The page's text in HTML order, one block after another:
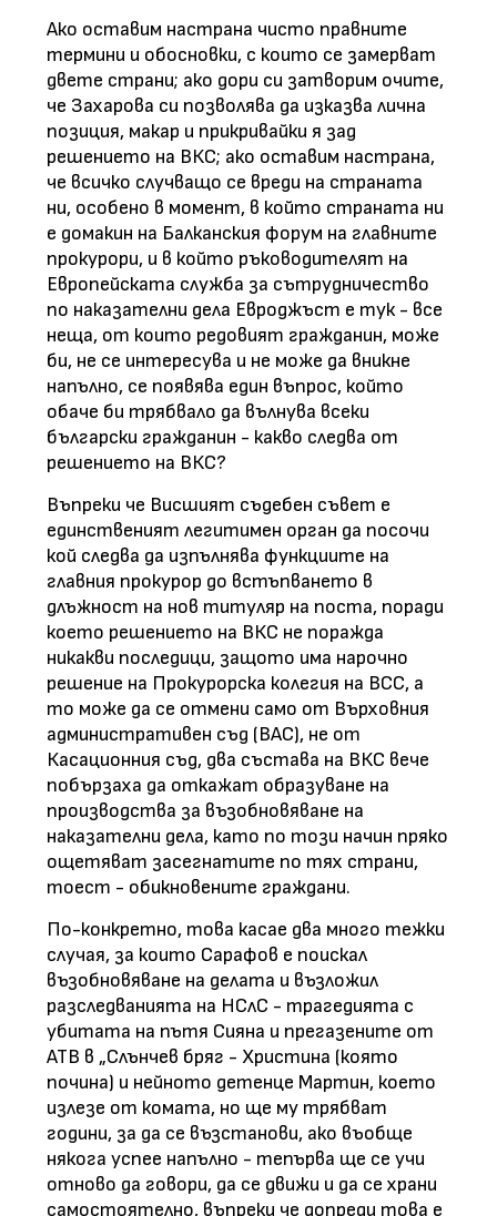
Ако оставим настрана чисто правните
термини и обосновки, с които се замерват
двете страни; ако дори си затворим очите,
че Захарова си позволява да изказва лична
позиция, макар и прикривайки я зад
решението на ВКС; ако оставим настрана,
че всичко случващо се вреди на страната
ни, особено в момент, в който страната ни
е домакин на Балканския форум на главните
прокурори, и в който ръководителят на
Европейската служба за сътрудничество
по наказателни дела Евроджъст е тук - все
неща, от които редовият гражданин, може
би, не се интересува и не може да вникне
напълно, се появява един въпрос, който
обаче би трябвало да вълнува всеки
български гражданин - какво следва от
решението на ВКС?
Въпреки че Висшият съдебен съвет е
единственият легитимен орган да посочи
кой следва да изпълнява функциите на
главния прокурор до встъпването в
длъжност на нов титуляр на поста, поради
което решението на ВКС не поражда
никакви последици, защото има нарочно
решение на Прокурорска колегия на ВСС, а
то може да се отмени само от Върховния
административен съд (ВАС), не от
Касационния съд, два състава на ВКС вече
побързаха да откажат образуване на
производства за възобновяване на
наказателни дела, като по този начин пряко
ощетяват засегнатите по тях страни,
тоест - обикновените граждани.
По-конкретно, това касае два много тежки
случая, за които Сарафов е поискал
възобновяване на делата и възложил
разследванията на НСлС - трагедията с
убитата на пътя Сияна и прегазените от
АТВ в „Слънчев бряг - Христина (която
почина) и нейното детенце Мартин, което
излезе от комата, но ще му трябват
години, за да се възстанови, ако въобще
някога успее напълно - тепърва ще се учи
отново да говори, да се движи и да се храни
самостоятелно, въпреки че допреди това е